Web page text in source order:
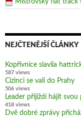
NEJČTENĚJŠÍ ČLÁNKY
Kopřivnice slavila
587 views
Cizinci se valí do Prahy
506 views
Leader přijíždí hájit
418 views
Dvě dobré zprávy